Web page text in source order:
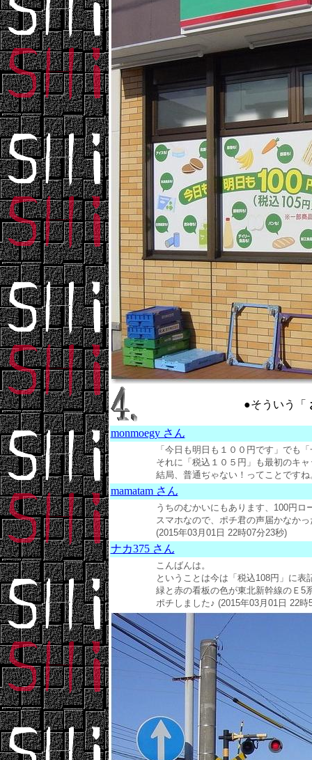
●そういう「
monmoegy さん
「今日も明日も１００円です」でも
それに「税込１０５円」も最初のキ
結局、普通ぢゃない！ってことです
mamatam さん
うちのむかいにもあります、100円
スマホなので、ポチ君の声届かなか
(2015年03月01日 22時07分23秒)
ナカ375 さん
こんばんは。
ということは今は「税込108円」に
緑と赤の看板の色が東北新幹線のＥ5
ポチしました♪ (2015年03月01日 22時